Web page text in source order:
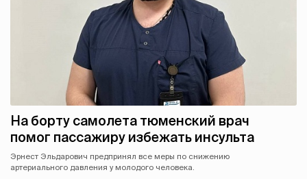
На борту самолета тюменский врач
помог пассажиру избежать инсульта
Эрнест Эльдарович предпринял все меры по снижению
артериального давления у молодого человека.